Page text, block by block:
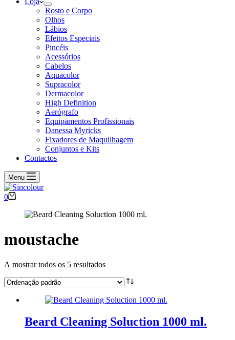
Rosto e Corpo
Olhos
Lábios
Efeitos Especiais
Pincéis
Acessórios
Cabelos
Aquacolor
Supracolor
Dermacolor
High Definition
Aerógrafo
Equipamentos Profissionais
Danessa Myricks
Fixadores de Maquilhagem
Conjuntos e Kits
Contactos
Menu
Carrinho
compras
0
moustache
A mostrar todos os 5 resultados
Beard Cleaning Soluction 1000 ml.